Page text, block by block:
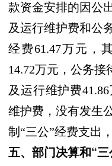
款资金安排的因公
及运行维护费和公
经费61.47万元，
14.72万元，公务接
及运行维护费
维护费，没有发生
制“三公”经费支出
五、 部门决算和“